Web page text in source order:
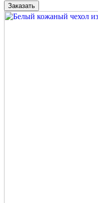
Заказать